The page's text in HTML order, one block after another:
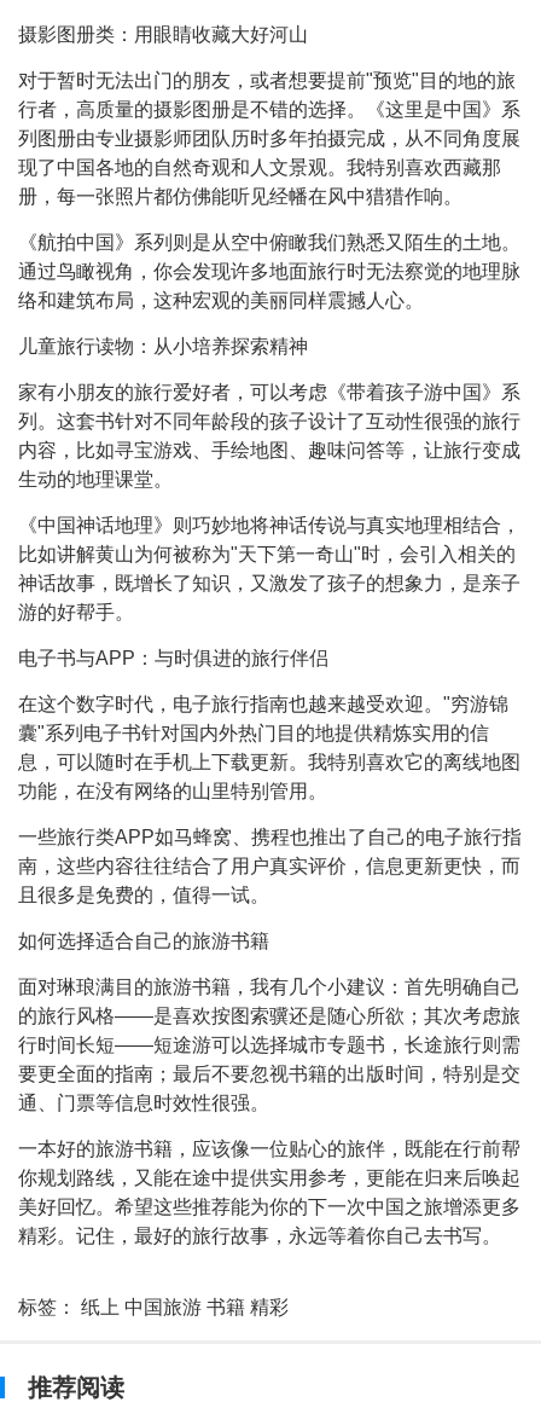
摄影图册类：用眼睛收藏大好河山
对于暂时无法出门的朋友，或者想要提前"预览"目的地的旅
行者，高质量的摄影图册是不错的选择。《这里是中国》系
列图册由专业摄影师团队历时多年拍摄完成，从不同角度展
现了中国各地的自然奇观和人文景观。我特别喜欢西藏那
册，每一张照片都仿佛能听见经幡在风中猎猎作响。
《航拍中国》系列则是从空中俯瞰我们熟悉又陌生的土地。
通过鸟瞰视角，你会发现许多地面旅行时无法察觉的地理脉
络和建筑布局，这种宏观的美丽同样震撼人心。
儿童旅行读物：从小培养探索精神
家有小朋友的旅行爱好者，可以考虑《带着孩子游中国》系
列。这套书针对不同年龄段的孩子设计了互动性很强的旅行
内容，比如寻宝游戏、手绘地图、趣味问答等，让旅行变成
生动的地理课堂。
《中国神话地理》则巧妙地将神话传说与真实地理相结合，
比如讲解黄山为何被称为"天下第一奇山"时，会引入相关的
神话故事，既增长了知识，又激发了孩子的想象力，是亲子
游的好帮手。
电子书与APP：与时俱进的旅行伴侣
在这个数字时代，电子旅行指南也越来越受欢迎。"穷游锦
囊"系列电子书针对国内外热门目的地提供精炼实用的信
息，可以随时在手机上下载更新。我特别喜欢它的离线地图
功能，在没有网络的山里特别管用。
一些旅行类APP如马蜂窝、携程也推出了自己的电子旅行指
南，这些内容往往结合了用户真实评价，信息更新更快，而
且很多是免费的，值得一试。
如何选择适合自己的旅游书籍
面对琳琅满目的旅游书籍，我有几个小建议：首先明确自己
的旅行风格——是喜欢按图索骥还是随心所欲；其次考虑旅
行时间长短——短途游可以选择城市专题书，长途旅行则需
要更全面的指南；最后不要忽视书籍的出版时间，特别是交
通、门票等信息时效性很强。
一本好的旅游书籍，应该像一位贴心的旅伴，既能在行前帮
你规划路线，又能在途中提供实用参考，更能在归来后唤起
美好回忆。希望这些推荐能为你的下一次中国之旅增添更多
精彩。记住，最好的旅行故事，永远等着你自己去书写。
标签： 纸上 中国旅游 书籍 精彩
推荐阅读